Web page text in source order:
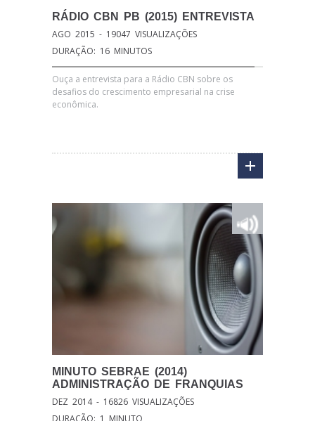
RÁDIO CBN PB (2015) ENTREVISTA
AGO 2015 - 19047 VISUALIZAÇÕES
DURAÇÃO: 16 MINUTOS
Ouça a entrevista para a Rádio CBN sobre os
desafios do crescimento empresarial na crise
econômica.
MINUTO SEBRAE (2014)
ADMINISTRAÇÃO DE FRANQUIAS
DEZ 2014 - 16826 VISUALIZAÇÕES
DURAÇÃO: 1 MINUTO